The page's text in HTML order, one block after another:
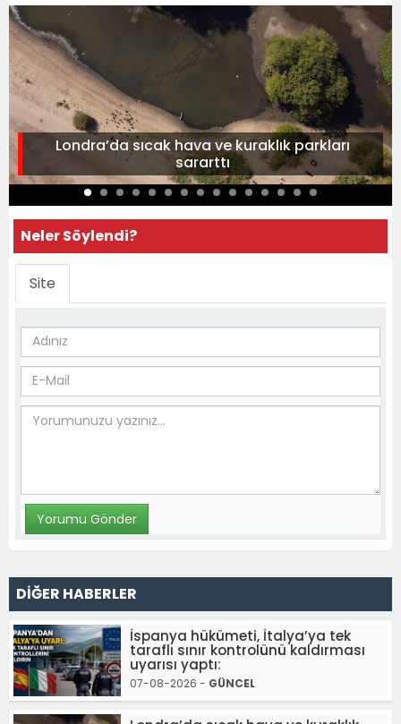
Londra’da sıcak hava ve kuraklık parkları
sararttı
Neler Söylendi?
Site
DİĞER HABERLER
İspanya hükümeti, İtalya’ya tek
taraflı sınır kontrolünü kaldırması
uyarısı yaptı:
07-08-2026 - GÜNCEL